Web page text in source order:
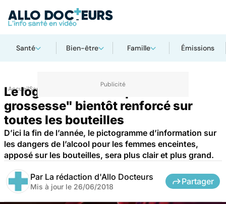
Santé Bien-être Famille Émissions
AccueilSanté
Le logo "Zéro alcool pendant la
grossesse" bientôt renforcé sur
toutes les bouteilles
D’ici la fin de l’année, le pictogramme d’information sur
les dangers de l’alcool pour les femmes enceintes,
apposé sur les bouteilles, sera plus clair et plus grand.
Par La rédaction d'Allo Docteurs
Mis à jour le 26/06/2018
Partager